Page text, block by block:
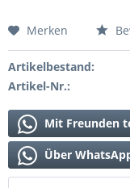
Merken
Artikelbestand:
Artikel-Nr.:
Mit Freunden
Über